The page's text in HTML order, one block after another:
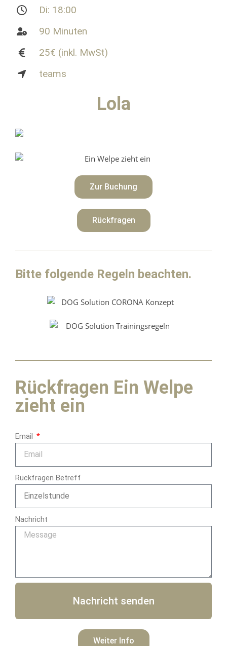
Di: 18:00
90 Minuten
25€ (inkl. MwSt)
teams
Lola
Zur Buchung
Rückfragen
Bitte folgende Regeln beachten.
Rückfragen Ein Welpe
zieht ein
Email
Rückfragen Betreff
Nachricht
Nachricht senden
Weiter Info